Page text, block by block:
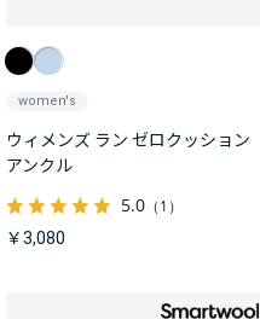
women's
ウィメンズ ラン ゼロクッション
アンクル
5.0 （1）
￥3,080